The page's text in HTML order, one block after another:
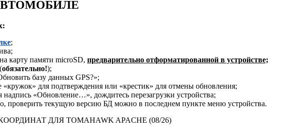
;
карту памяти microSD, предварительно отформатированной в устройстве;
обязательно!);
базу данных GPS?»;
для подтверждения или «крестик» для отмены обновления;
надпись «Обновление…», дождитесь перезагрузки устройства;
проверить текущую версию БД можно в последнем пункте меню устройства.
ДЛЯ TOMAHAWK APACHE (08/26)